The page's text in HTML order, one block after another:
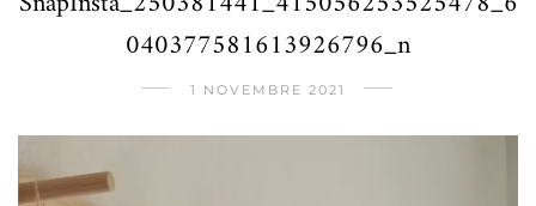
040377581613926796_n
1 NOVEMBRE 2021
vidéo